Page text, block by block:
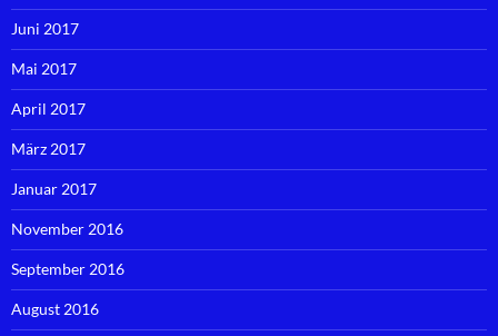
Juni 2017
Mai 2017
April 2017
März 2017
Januar 2017
November 2016
September 2016
August 2016